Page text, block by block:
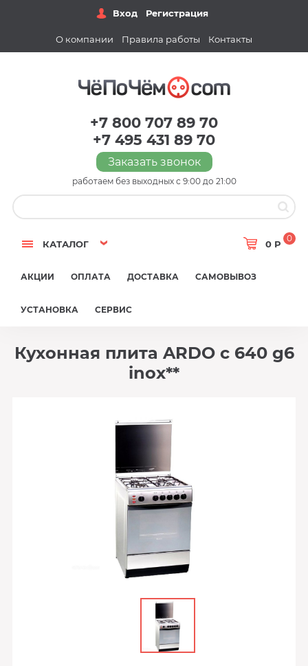
Вход Регистрация
О компании Правила работы Контакты
+7 800 707 89 70
+7 495 431 89 70
Заказать звонок
работаем без выходных с 9:00 до 21:00
КАТАЛОГ 0 Р
0
АКЦИИ ОПЛАТА ДОСТАВКА САМОВЫВОЗ
УСТАНОВКА СЕРВИС
Кухонная плита ARDO c 640 g6
inox**